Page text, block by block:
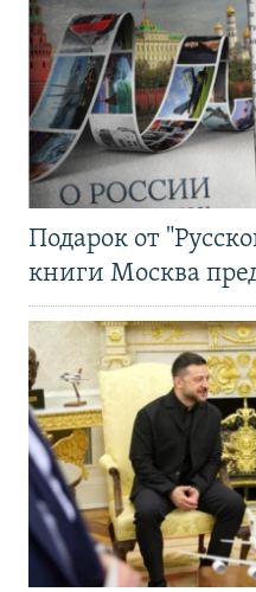
Подарок от
книги Москва